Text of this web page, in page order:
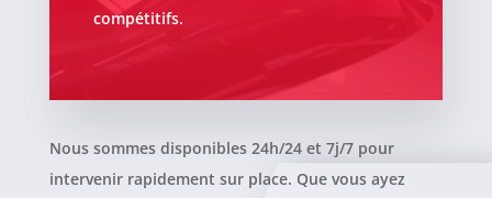
compétitifs.
Nous sommes disponibles 24h/24 et 7j/7 pour
intervenir rapidement sur place. Que vous ayez